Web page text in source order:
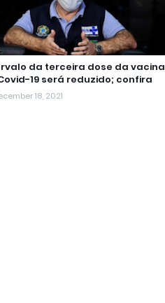
da terceira dose da vacina
19 será reduzido; confira
18, 2021